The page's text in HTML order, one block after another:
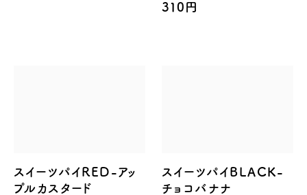
310円
スイーツパイRED-アッ
プルカスタード
スイーツパイBLACK-
チョコバナナ